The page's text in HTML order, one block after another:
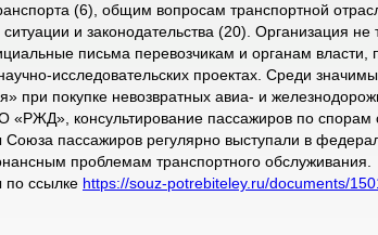
(6), общим вопросам транспортной
и законодательства (20). Организация не
письма перевозчикам и органам
исследовательских проектах. Среди
при покупке невозвратных авиа- и
«РЖД», консультирование пассажиров по
Союза пассажиров регулярно выступали в
проблемам транспортного обслуживания.
по ссылке https://souz-potrebiteley.ru/documents/